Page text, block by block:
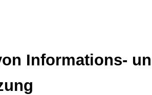
Informations-